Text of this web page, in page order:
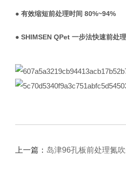
● 有效缩短前处理时间 80%~94%
● SHIMSEN QPet 一步法快速前处
上一篇： 岛津96孔板前处理氮